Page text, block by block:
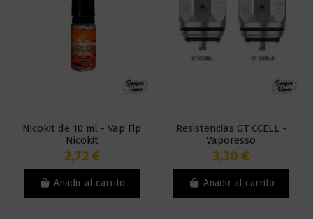
Nicokit de 10 ml - Vap Fip
Nicokit
2,72 €
Añadir al carrito
Resistencias GT CCELL -
Vaporesso
3,30 €
Añadir al carrito